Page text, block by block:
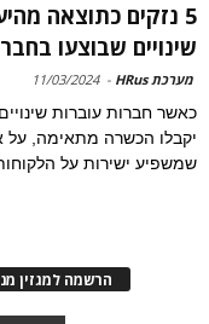
5 נזקים כתוצאה
שינויים שבוצעו
מערכת HRus -
11/03/2024
כאשר חברות עוברות
יקבלו הכשרה מתאימה, על
שמשפיע ישירות על
הרשמה למגזין